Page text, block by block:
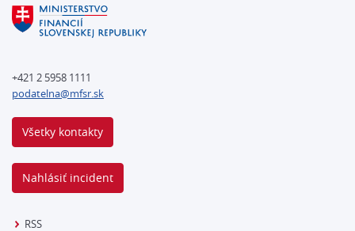
+421 2 5958 1111
podatelna@mfsr.sk
Všetky kontakty
Nahlásiť incident
RSS